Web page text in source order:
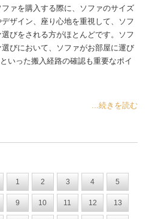
ファを購入する際に、ソファのサイズ
デザイン、座り心地を重視して、ソフ
選びをされる方がほとんどです。ソフ
選びにおいて、ソファがお部屋に運び
いった搬入経路の確認も重要なポイ
...続きを読む
1 2 3 4 5
9 10 11 12 13